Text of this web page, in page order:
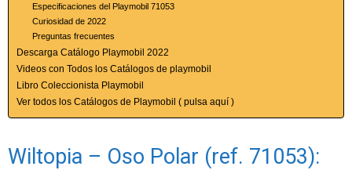
Especificaciones del Playmobil 71053
Curiosidad de 2022
Preguntas frecuentes
Descarga Catálogo Playmobil 2022
Videos con Todos los Catálogos de playmobil
Libro Coleccionista Playmobil
Ver todos los Catálogos de Playmobil ( pulsa aquí )
Wiltopia – Oso Polar (ref. 71053):